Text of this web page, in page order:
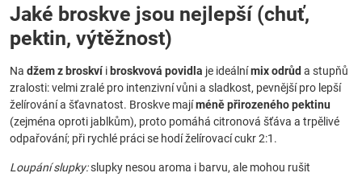
Jaké broskve jsou nejlepší (chuť,
pektin, výtěžnost)
Na džem z broskvíi broskvová povidla je ideálnímix odrůd a stupňů
zralosti: velmi zralé pro intenzivní vůni a sladkost, pevnější pro lepší
želírování a šťavnatost. Broskve majíméně přirozeného pektinu
(zejména oproti jablkům), proto pomáhá citronová šťáva a trpělivé
odpařování; při rychlé práci se hodí želírovací cukr 2:1.
Loupání slupky:slupky nesou aroma i barvu, ale mohou rušit